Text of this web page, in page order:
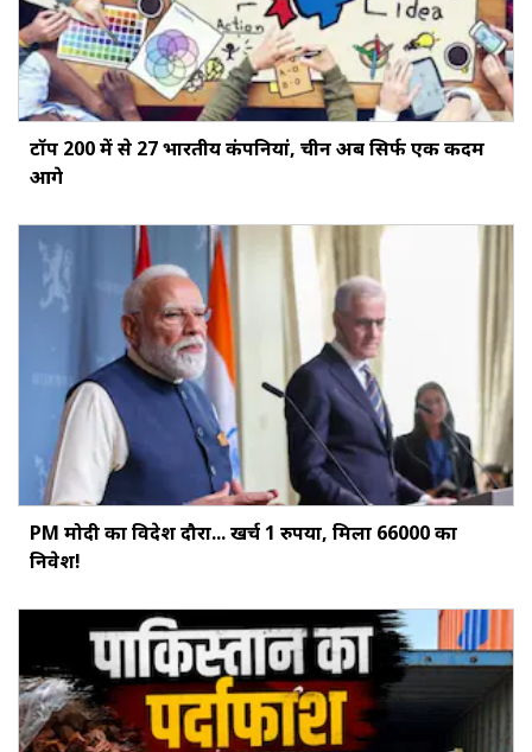
टॉप 200 में से 27 भारतीय कंपनियां, चीन अब सिर्फ एक कदम
आगे
PM मोदी का विदेश दौरा... खर्च 1 रुपया, मिला ₹66000 का
निवेश!